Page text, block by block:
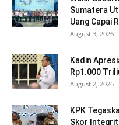
Sumatera
Uang Capai
August 3, 2026
Kadin
Rp1.000
August 2, 2026
KPK
Skor